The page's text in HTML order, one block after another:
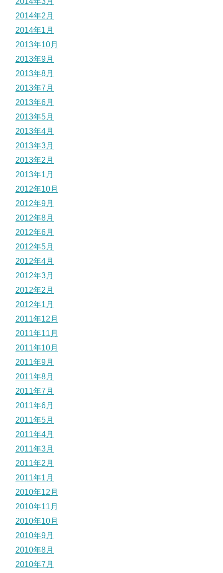
2014年2月
2014年1月
2013年10月
2013年9月
2013年8月
2013年7月
2013年6月
2013年5月
2013年4月
2013年3月
2013年2月
2013年1月
2012年10月
2012年9月
2012年8月
2012年6月
2012年5月
2012年4月
2012年3月
2012年2月
2012年1月
2011年12月
2011年11月
2011年10月
2011年9月
2011年8月
2011年7月
2011年6月
2011年5月
2011年4月
2011年3月
2011年2月
2011年1月
2010年12月
2010年11月
2010年10月
2010年9月
2010年8月
2010年7月